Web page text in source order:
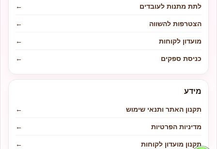
לתת מתנות לעובדים
←
הצטרפות להשווה
←
מועדון לקוחות
←
כניסת ספקים
←
מידע
תקנון האתר ותנאי שימוש
←
מדיניות הפרטיות
←
תקנון מועדון לקוחות
←